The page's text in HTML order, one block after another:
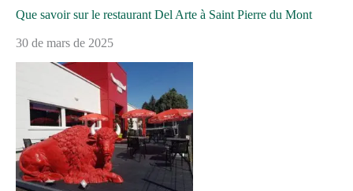
Que savoir sur le restaurant Del Arte à Saint Pierre du Mont
30 de mars de 2025